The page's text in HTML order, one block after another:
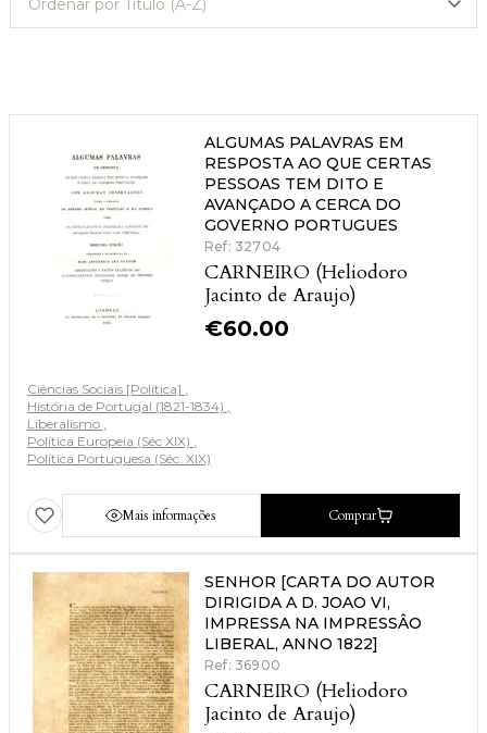
ALGUMAS PALAVRAS EM
RESPOSTA AO QUE CERTAS
PESSOAS TEM DITO E
AVANÇADO A CERCA DO
GOVERNO PORTUGUES
Ref: 32704
CARNEIRO (Heliodoro
Jacinto de Araujo)
€60.00
Ciências Sociais [Política]
História de Portugal (1821-1834)
Liberalismo
Política Europeia (Séc XIX)
Política Portuguesa (Séc. XIX)
Mais informações Comprar
SENHOR [CARTA DO AUTOR
DIRIGIDA A D. JOAO VI,
IMPRESSA NA IMPRESSÂO
LIBERAL, ANNO 1822]
Ref: 36900
CARNEIRO (Heliodoro
Jacinto de Araujo)